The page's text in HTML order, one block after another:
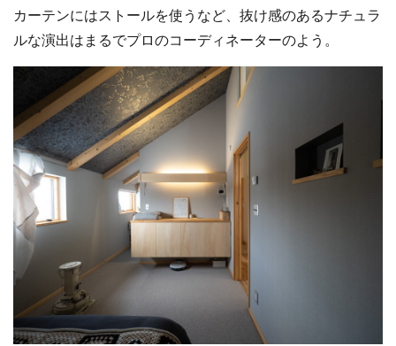
カーテンにはストールを使うなど、抜け感のあるナチュラ
ルな演出はまるでプロのコーディネーターのよう。